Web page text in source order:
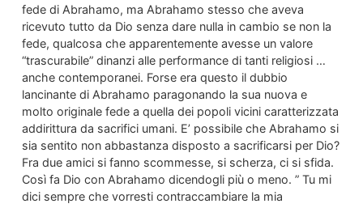
fede di Abrahamo, ma Abrahamo stesso che aveva
ricevuto tutto da Dio senza dare nulla in cambio se non la
fede, qualcosa che apparentemente avesse un valore
“trascurabile” dinanzi alle performance di tanti religiosi …
anche contemporanei. Forse era questo il dubbio
lancinante di Abrahamo paragonando la sua nuova e
molto originale fede a quella dei popoli vicini caratterizzata
addirittura da sacrifici umani. E’ possibile che Abrahamo si
sia sentito non abbastanza disposto a sacrificarsi per Dio?
Fra due amici si fanno scommesse, si scherza, ci si sfida.
Così fa Dio con Abrahamo dicendogli più o meno. ” Tu mi
dici sempre che vorresti contraccambiare la mia